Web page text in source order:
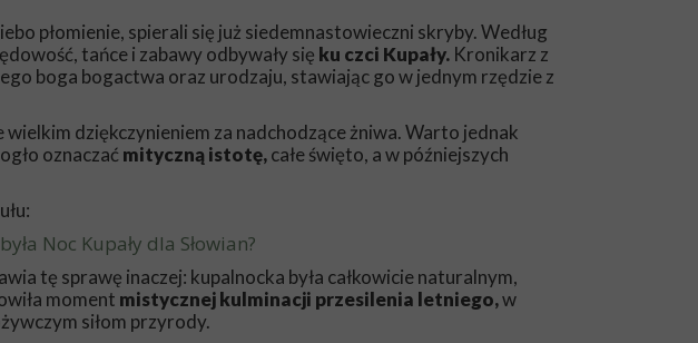
płomienie, spierali się już siedemnastowieczni skryby. Według
tańce i zabawy odbywały się ku czci Kupały. Kronikarz z
boga bogactwa oraz urodzaju, stawiając go w jednym rzędzie z
dziękczynieniem za nadchodzące żniwa. Warto jednak
oznaczaćmityczną istotę,całe święto, a w późniejszych
Noc Kupały dla Słowian?
tę sprawę inaczej: kupalnocka była całkowicie naturalnym,
moment mistycznej kulminacji przesilenia letniego,w
siłom przyrody.